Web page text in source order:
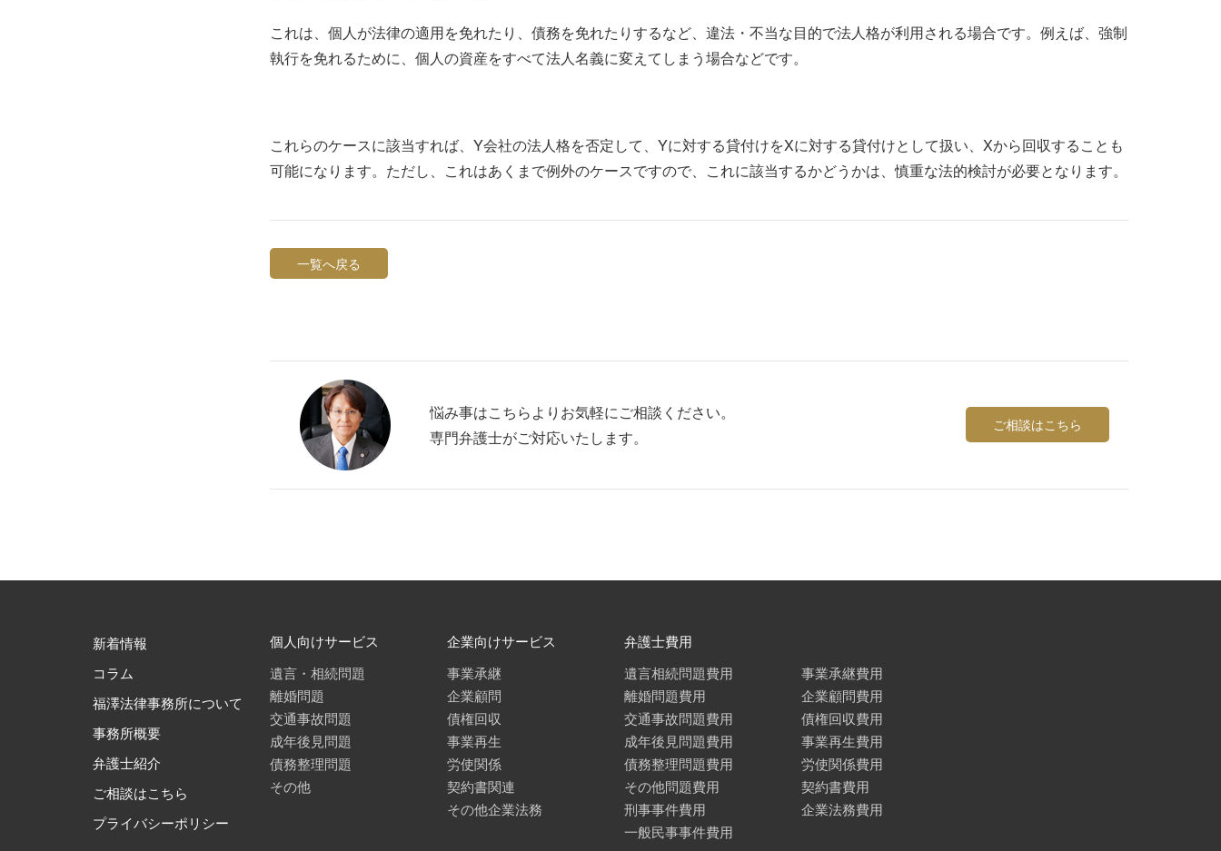
これは、個人が法律の適用を免れたり、債務を免れたりするなど、違法・不当な目的で法人格が利用される場合です。例えば、強制
執行を免れるために、個人の資産をすべて法人名義に変えてしまう場合などです。
これらのケースに該当すれば、Y会社の法人格を否定して、Yに対する貸付けをXに対する貸付けとして扱い、Xから回収することも
可能になります。ただし、これはあくまで例外のケースですので、これに該当するかどうかは、慎重な法的検討が必要となります。
一覧へ戻る
悩み事はこちらよりお気軽にご相談ください。
専門弁護士がご対応いたします。
ご相談はこちら
新着情報
コラム
福澤法律事務所について
事務所概要
弁護士紹介
ご相談はこちら
プライバシーポリシー
個人向けサービス
遺言・相続問題
離婚問題
交通事故問題
成年後見問題
債務整理問題
その他
企業向けサービス
事業承継
企業顧問
債権回収
事業再生
労使関係
契約書関連
その他企業法務
弁護士費用
遺言相続問題費用
離婚問題費用
交通事故問題費用
成年後見問題費用
債務整理問題費用
その他問題費用
刑事事件費用
一般民事事件費用
事業承継費用
企業顧問費用
債権回収費用
事業再生費用
労使関係費用
契約書費用
企業法務費用